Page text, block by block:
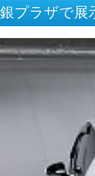
プラザで展